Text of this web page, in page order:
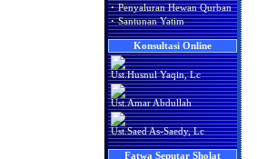
· Penyaluran Hewan Qurban
· Santunan Yatim
Konsultasi Online
Ust.Husnul Yaqin, Lc
Ust.Amar Abdullah
Ust.Saed As-Saedy, Lc
Fatwa Seputar Sholat